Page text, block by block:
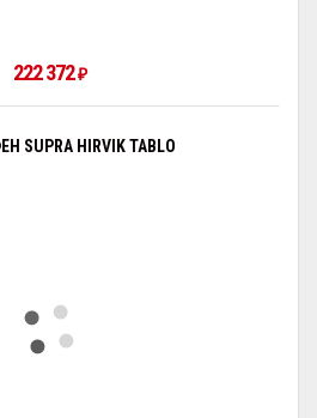
222 372₽
SUPRA HIRVIK TABLO